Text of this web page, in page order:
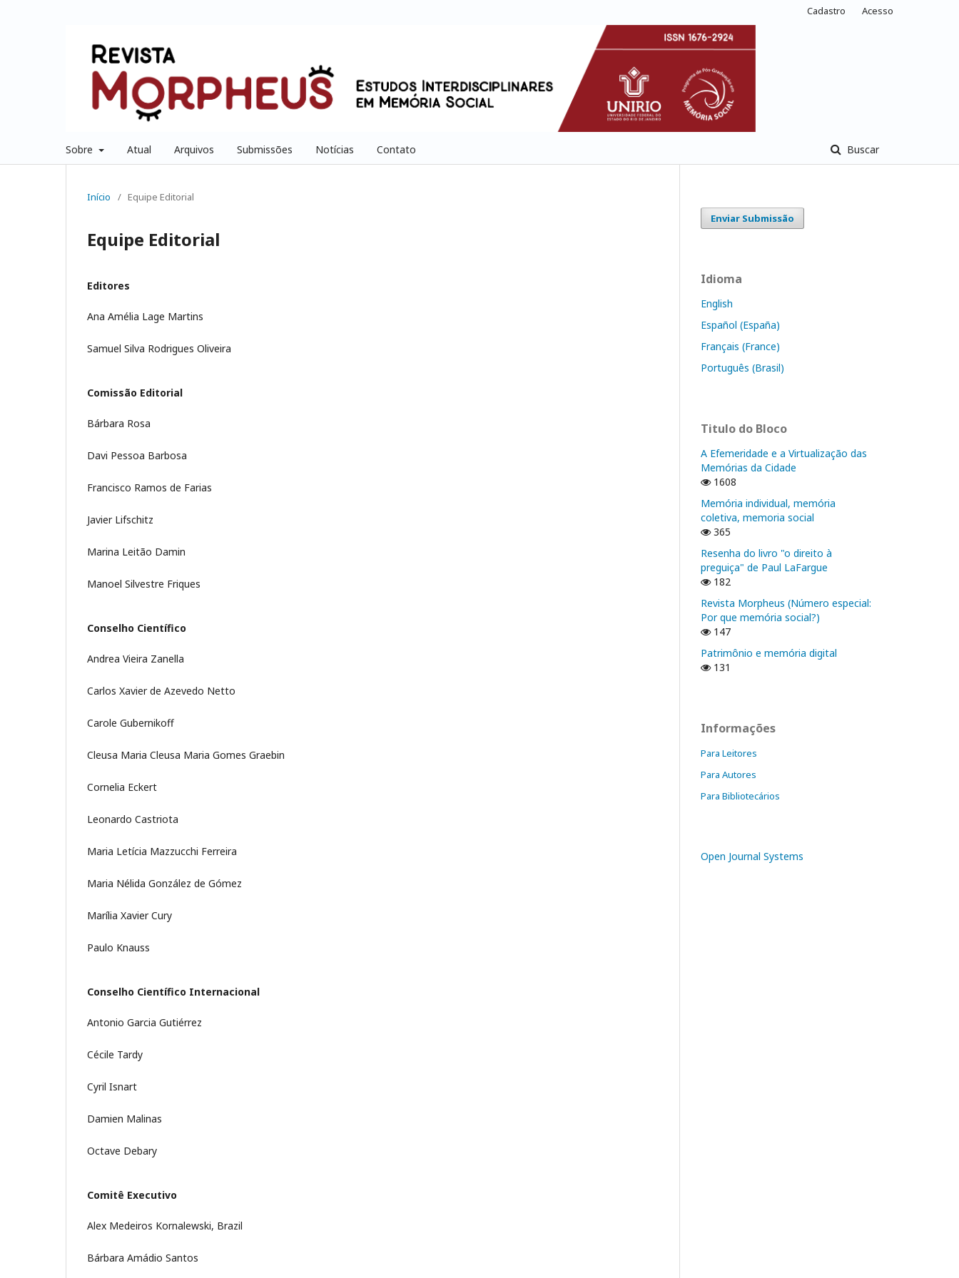
Sobre Atual Arquivos Submissões Notícias Contato Buscar
Cadastro Acesso
Início / Equipe Editorial
Equipe Editorial
Editores
Ana Amélia Lage Martins
Samuel Silva Rodrigues Oliveira
Comissão Editorial
Bárbara Rosa
Davi Pessoa Barbosa
Francisco Ramos de Farias
Javier Lifschitz
Marina Leitão Damin
Manoel Silvestre Friques
Conselho Científico
Andrea Vieira Zanella
Carlos Xavier de Azevedo Netto
Carole Gubernikoff
Cleusa Maria Cleusa Maria Gomes Graebin
Cornelia Eckert
Leonardo Castriota
Maria Letícia Mazzucchi Ferreira
Maria Nélida González de Gómez
Marília Xavier Cury
Paulo Knauss
Conselho Científico Internacional
Antonio Garcia Gutiérrez
Cécile Tardy
Cyril Isnart
Damien Malinas
Octave Debary
Comitê Executivo
Alex Medeiros Kornalewski, Brazil
Bárbara Amádio Santos
Enviar Submissão
Idioma
English
Español (España)
Français (France)
Português (Brasil)
Titulo do Bloco
A Efemeridade e a Virtualização das
Memórias da Cidade
1608
Memória individual, memória
coletiva, memoria social
365
Resenha do livro "o direito à
preguiça" de Paul LaFargue
182
Revista Morpheus (Número especial:
Por que memória social?)
147
Patrimônio e memória digital
131
Informações
Para Leitores
Para Autores
Para Bibliotecários
Open Journal Systems